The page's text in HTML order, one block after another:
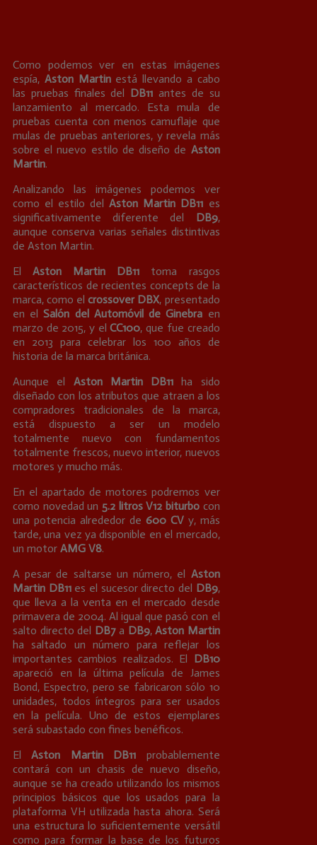
Como podemos ver en estas imágenes
espía, Aston Martinestá llevando a cabo
las pruebas finales del DB11 antes de su
lanzamiento al mercado. Esta mula de
pruebas cuenta con menos camuflaje que
mulas de pruebas anteriores, y revela más
sobre el nuevo estilo de diseño de Aston
Martin.
Analizando las imágenes podemos ver
como el estilo delAston Martin DB11 es
significativamente diferente del DB9,
aunque conserva varias señales distintivas
de Aston Martin.
ElAston Martin DB11 toma rasgos
característicos de recientes concepts de la
marca, como elcrossover DBX, presentado
en elSalón del Automóvil de Ginebra en
marzo de 2015, y elCC100, que fue creado
en 2013 para celebrar los 100 años de
historia de la marca británica.
Aunque el Aston Martin DB11 ha sido
diseñado con los atributos que atraen a los
compradores tradicionales de la marca,
está dispuesto a ser un modelo
totalmente nuevo con fundamentos
totalmente frescos, nuevo interior, nuevos
motores y mucho más.
En el apartado de motores podremos ver
como novedad un 5.2 litros V12 biturbocon
una potencia alrededor de 600 CVy, más
tarde, una vez ya disponible en el mercado,
un motor AMG V8.
A pesar de saltarse un número, el Aston
Martin DB11es el sucesor directo del DB9,
que lleva a la venta en el mercado desde
primavera de 2004. Al igual que pasó con el
salto directo del DB7a DB9,Aston Martin
ha saltado un número para reflejar los
importantes cambios realizados. El DB10
apareció en la última película de James
Bond, Espectro, pero se fabricaron sólo 10
unidades, todos íntegros para ser usados
en la película. Uno de estos ejemplares
será subastado con fines benéficos.
ElAston Martin DB11 probablemente
contará con un chasis de nuevo diseño,
aunque se ha creado utilizando los mismos
principios básicos que los usados para la
plataforma VH utilizada hasta ahora. Será
una estructura lo suficientemente versátil
como para formar la base de los futuros